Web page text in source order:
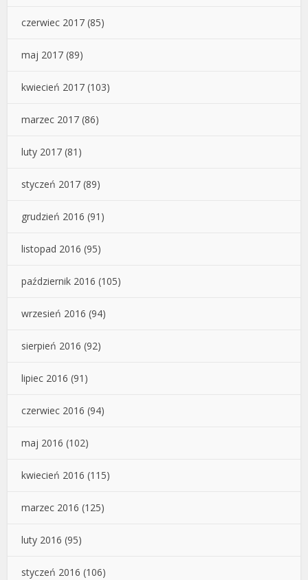
czerwiec 2017 (85)
maj 2017 (89)
kwiecień 2017 (103)
marzec 2017 (86)
luty 2017 (81)
styczeń 2017 (89)
grudzień 2016 (91)
listopad 2016 (95)
październik 2016 (105)
wrzesień 2016 (94)
sierpień 2016 (92)
lipiec 2016 (91)
czerwiec 2016 (94)
maj 2016 (102)
kwiecień 2016 (115)
marzec 2016 (125)
luty 2016 (95)
styczeń 2016 (106)